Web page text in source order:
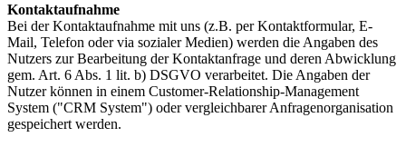
Kontaktaufnahme
Bei der Kontaktaufnahme mit uns (z.B. per Kontaktformular, E-
Mail, Telefon oder via sozialer Medien) werden die Angaben des
Nutzers zur Bearbeitung der Kontaktanfrage und deren Abwicklung
gem. Art. 6 Abs. 1 lit. b) DSGVO verarbeitet. Die Angaben der
Nutzer können in einem Customer-Relationship-Management
System ("CRM System") oder vergleichbarer Anfragenorganisation
gespeichert werden.